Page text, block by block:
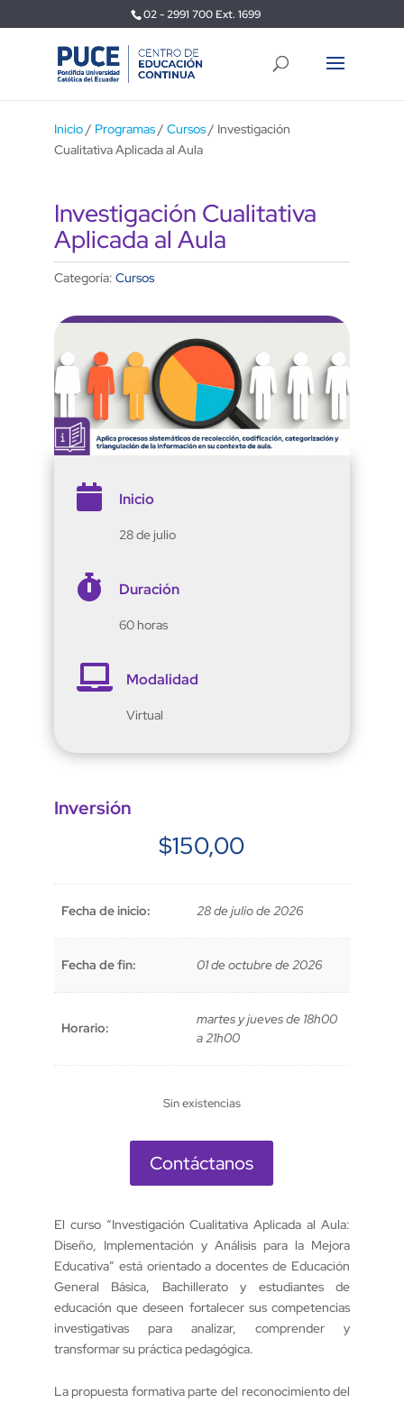
02 - 2991 700 Ext. 1699
Inicio/ Programas/ Cursos/ Investigación
Cualitativa Aplicada al Aula
Investigación Cualitativa
Aplicada al Aula
Categoría: Cursos
 Inicio
28 de julio
 Duración
60 horas
 Modalidad
Virtual
Inversión
$150,00
Fecha de inicio: 28 de julio de 2026
Fecha de fin: 01 de octubre de 2026
Horario:
martes y jueves de 18h00
a 21h00
Sin existencias
Contáctanos
El curso “Investigación Cualitativa Aplicada al Aula:
Diseño, Implementación y Análisis para la Mejora
Educativa” está orientado a docentes de Educación
General Básica, Bachillerato y estudiantes de
educación que deseen fortalecer sus competencias
investigativas para analizar, comprender y
transformar su práctica pedagógica.
La propuesta formativa parte del reconocimiento del